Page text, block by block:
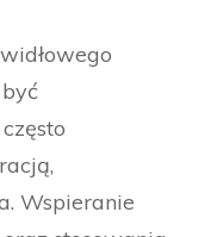
Wspieranie